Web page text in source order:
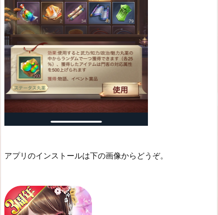
アプリのインストールは下の画像からどうぞ。